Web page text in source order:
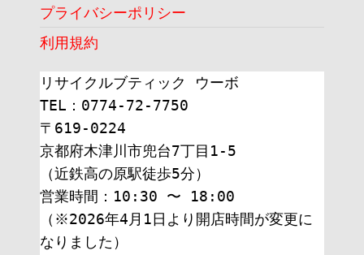
プライバシーポリシー
利用規約
リサイクルブティック ウーボ
TEL：0774-72-7750
〒619-0224
京都府木津川市兜台7丁目1-5
（近鉄高の原駅徒歩5分）
営業時間：10:30 〜 18:00
（※2026年4月1日より開店時間が変更に
なりました）